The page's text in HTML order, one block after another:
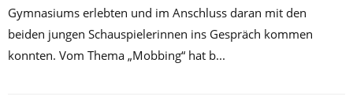
Gymnasiums erlebten und im Anschluss daran mit den
beiden jungen Schauspielerinnen ins Gespräch kommen
konnten. Vom Thema „Mobbing“ hat b...